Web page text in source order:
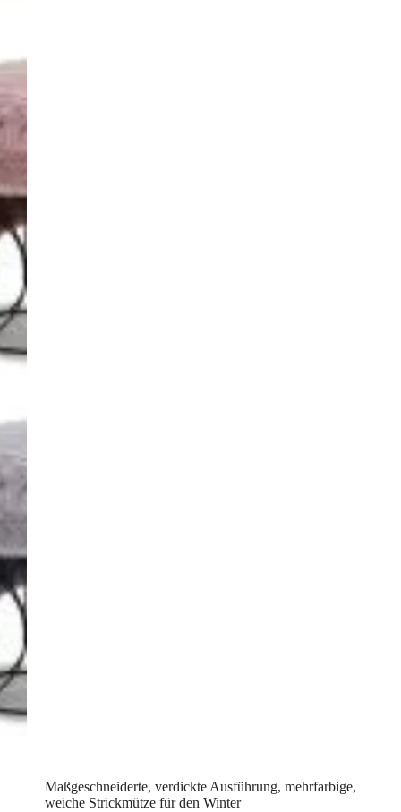
Maßgeschneiderte, verdickte Ausführung, mehrfarbige,
weiche Strickmütze für den Winter